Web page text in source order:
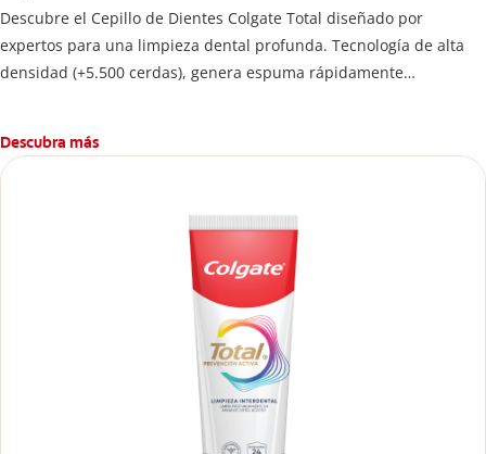
Descubre el Cepillo de Dientes Colgate Total diseñado por
expertos para una limpieza dental profunda. Tecnología de alta
densidad (+5.500 cerdas), genera espuma rápidamente
Descubra más